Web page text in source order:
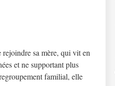
sa mère, qui vit en
et ne supportant plus
familial, elle